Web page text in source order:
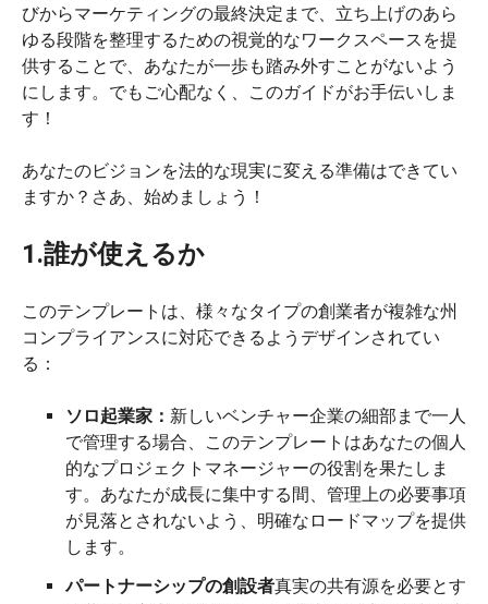
びからマーケティングの最終決定まで、立ち上げのあら
ゆる段階を整理するための視覚的なワークスペースを提
供することで、あなたが一歩も踏み外すことがないよう
にします。でもご心配なく、このガイドがお手伝いしま
す！
あなたのビジョンを法的な現実に変える準備はできてい
ますか？さあ、始めましょう！
1.誰が使えるか
このテンプレートは、様々なタイプの創業者が複雑な州
コンプライアンスに対応できるようデザインされてい
る：
ソロ起業家： 新しいベンチャー企業の細部まで一人
で管理する場合、このテンプレートはあなたの個人
的なプロジェクトマネージャーの役割を果たしま
す。あなたが成長に集中する間、管理上の必要事項
が見落とされないよう、明確なロードマップを提供
します。
パートナーシップの創設者真実の共有源を必要とす